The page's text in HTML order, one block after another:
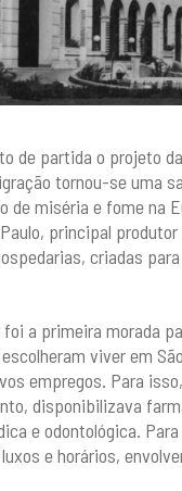
de partida o projeto
tornou-se uma
miséria e fome na
principal
criadas
a primeira morada
viver em
empregos. Para
disponibilizava
e odontológica.
e horários,